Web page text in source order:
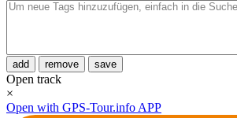
add remove save
Open track
×
Open with GPS-Tour.info APP